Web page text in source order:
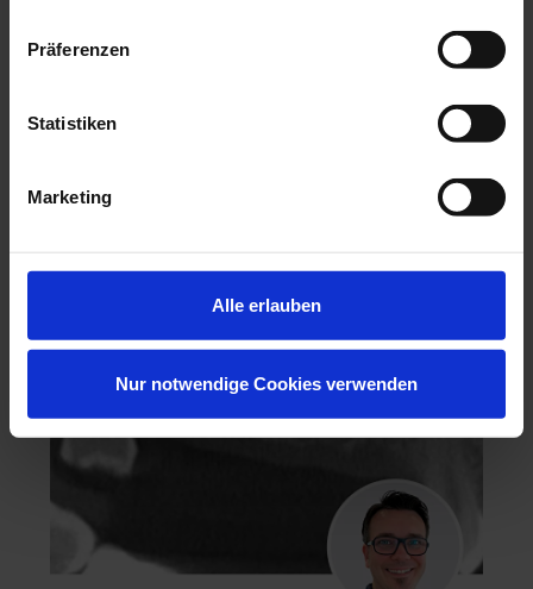
Präferenzen
Statistiken
Marketing
Alle erlauben
Nur notwendige Cookies verwenden
06.11.26 - 07.11.26
Dr. Hanni Lohmar